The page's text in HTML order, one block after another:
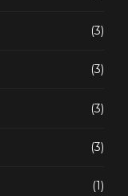
(3)
(3)
(3)
(3)
(1)